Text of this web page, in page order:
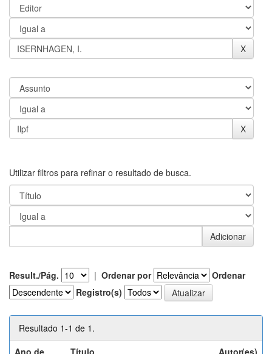
Utilizar filtros para refinar o resultado de busca.
Result./Pág. | Ordenar por
Ordenar
Registro(s)
Resultado 1-1 de 1.
Ano de
Título Autor(es)